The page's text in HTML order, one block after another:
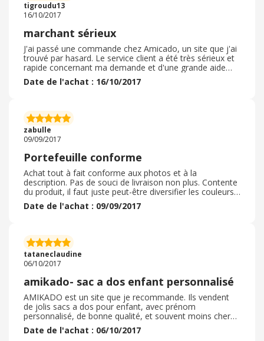
tigroudu13
16/10/2017
marchant sérieux
J'ai passé une commande chez Amicado, un site que j'ai
trouvé par hasard. Le service client a été très sérieux et
rapide concernant ma demande et d'une grande aide
afin de pouvoir faire imprimer facilement la photo que je
voulais.
Date de l'achat : 16/10/2017
zabulle
09/09/2017
Portefeuille conforme
Achat tout à fait conforme aux photos et à la
description. Pas de souci de livraison non plus. Contente
du produit, il faut juste peut-être diversifier les couleurs
du produit car on a vite fait le tour.
Date de l'achat : 09/09/2017
tataneclaudine
06/10/2017
amikado- sac a dos enfant personnalisé
AMIKADO est un site que je recommande. Ils vendent
de jolis sacs a dos pour enfant, avec prénom
personnalisé, de bonne qualité, et souvent moins chers
que d'autres marchands. L'envoi est souvent rapide et
les frais de ports correctes.
Date de l'achat : 06/10/2017